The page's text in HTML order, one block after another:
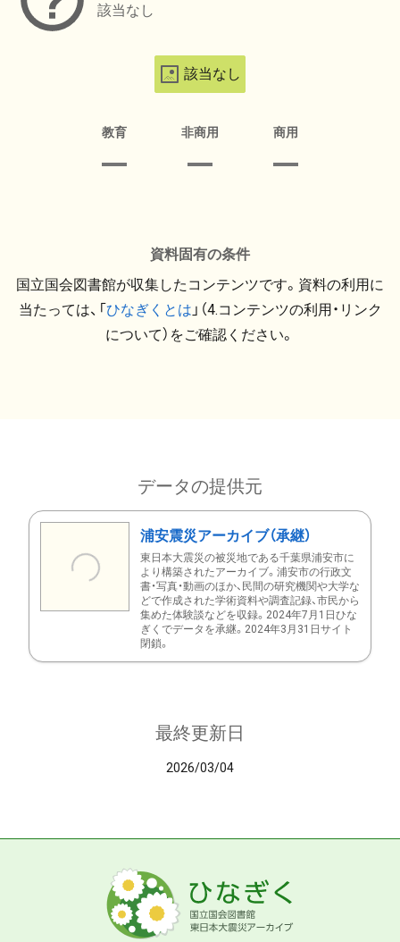
該当なし
該当なし
教育 非商用 商用
資料固有の条件
国立国会図書館が収集したコンテンツです。資料の利用に
当たっては、「ひなぎくとは 」（4.コンテンツの利用・リンク
について）をご確認ください。
データの提供元
浦安震災アーカイブ（承継）
東日本大震災の被災地である千葉県浦安市に
より構築されたアーカイブ。浦安市の行政文
書・写真・動画のほか、民間の研究機関や大学な
どで作成された学術資料や調査記録、市民から
集めた体験談などを収録。2024年7月1日ひな
ぎくでデータを承継。2024年3月31日サイト
閉鎖。
最終更新日
2026/03/04